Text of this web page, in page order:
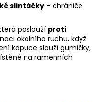
slintáčky – chrániče
poslouží proti
okolního ruchu, když
kapuce slouží gumičky,
na ramenních